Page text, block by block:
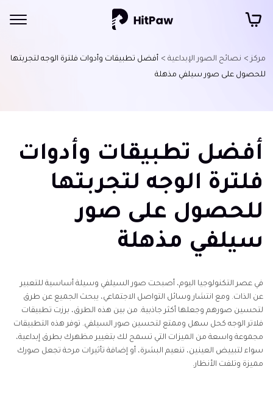
مركز > نصائح الصور الإبداعية > أفضل تطبيقات وأدوات فلترة الوجه لتجربتها
للحصول على صور سيلفي مذهلة
أفضل تطبيقات وأدوات
فلترة الوجه لتجربتها
للحصول على صور
سيلفي مذهلة
في عصر التكنولوجيا اليوم، أصبحت صور السيلفي وسيلة أساسية للتعبير
عن الذات. ومع انتشار وسائل التواصل الاجتماعي، يبحث الجميع عن طرق
لتحسين صورهم وجعلها أكثر جاذبية. من بين هذه الطرق، برزت تطبيقات
فلاتر الوجه كحل سهل وممتع لتحسين صور السيلفي. توفر هذه التطبيقات
مجموعة واسعة من الميزات التي تسمح لك بتغيير مظهرك بطرق إبداعية،
سواء لتبييض العينين، تنعيم البشرة، أو إضافة تأثيرات مرحة تجعل صورك
مميزة وتلفت الأنظار.